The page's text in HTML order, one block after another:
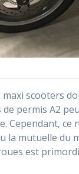
scooters
permis A2
Cependant, ce
la mutuelle du
est